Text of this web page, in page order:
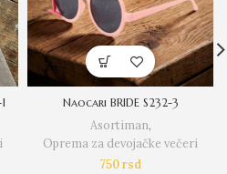
Naocari BRIDE S232-3
Asortiman,
Oprema za devojačke večeri
750rsd